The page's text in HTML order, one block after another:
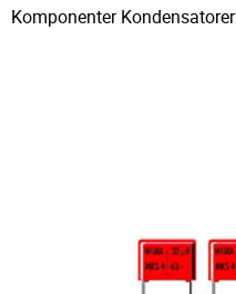
Komponenter Kondensatorer